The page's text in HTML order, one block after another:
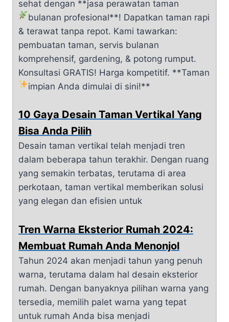
sehat dengan **jasa perawatan taman
bulanan profesional**! Dapatkan taman rapi
& terawat tanpa repot. Kami tawarkan:
pembuatan taman, servis bulanan
komprehensif, gardening, & potong rumput.
Konsultasi GRATIS! Harga kompetitif. **Taman
impian Anda dimulai di sini!**
10 Gaya Desain Taman Vertikal Yang
Bisa Anda Pilih
Desain taman vertikal telah menjadi tren
dalam beberapa tahun terakhir. Dengan ruang
yang semakin terbatas, terutama di area
perkotaan, taman vertikal memberikan solusi
yang elegan dan efisien untuk
Tren Warna Eksterior Rumah 2024:
Membuat Rumah Anda Menonjol
Tahun 2024 akan menjadi tahun yang penuh
warna, terutama dalam hal desain eksterior
rumah. Dengan banyaknya pilihan warna yang
tersedia, memilih palet warna yang tepat
untuk rumah Anda bisa menjadi